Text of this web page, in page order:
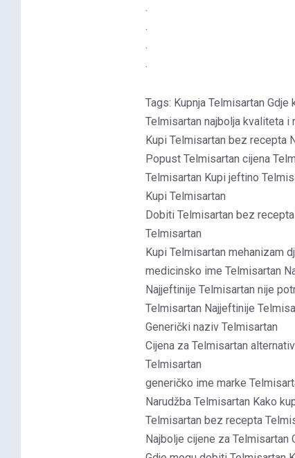
.
.
.
.
Tags: Kupnja Telmisartan
Telmisartan najbolja kvaliteta i
Kupi Telmisartan bez recepta
Popust Telmisartan cijena
Telmisartan Kupi jeftino
Kupi Telmisartan
Dobiti Telmisartan bez
Telmisartan
Kupi Telmisartan mehanizam
medicinsko ime Telmisartan
Najjeftinije Telmisartan nije
Telmisartan Najjeftinije
Generički naziv Telmisartan
Cijena za Telmisartan
Telmisartan
generičko ime marke
Narudžba Telmisartan Kako
Telmisartan bez recepta
Najbolje cijene za Telmisartan